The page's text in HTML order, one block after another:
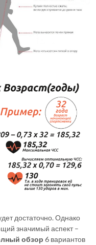
достаточно. Однако
значимый аспект –
обзор 6 вариантов